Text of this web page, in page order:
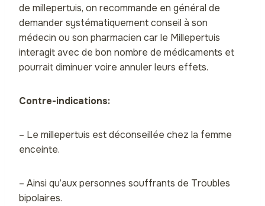
de millepertuis, on recommande en général de
demander systématiquement conseil à son
médecin ou son pharmacien car le Millepertuis
interagit avec de bon nombre de médicaments et
pourrait diminuer voire annuler leurs effets.
Contre-indications:
– Le millepertuis est déconseillée chez la femme
enceinte.
– Ainsi qu’aux personnes souffrants de Troubles
bipolaires.